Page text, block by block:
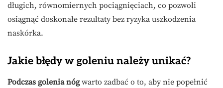
długich, równomiernych pociągnięciach, co pozwoli
osiągnąć doskonałe rezultaty bez ryzyka uszkodzenia
naskórka.
Jakie błędy w goleniu należy unikać?
Podczas golenia nógwarto zadbać o to, aby nie popełnić